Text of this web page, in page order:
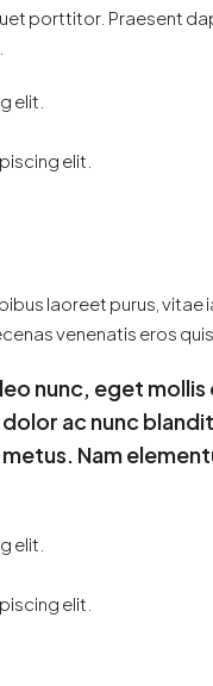
porttitor. Praesent
elit.
elit.
laoreet purus, vitae
venenatis eros
nunc, eget
ac nunc
Nam
elit.
elit.